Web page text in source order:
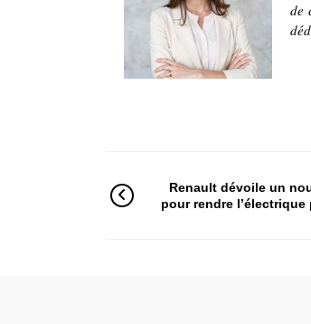
de
Renault dévoile un
pour rendre